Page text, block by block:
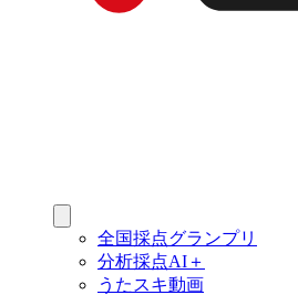
全国採点グランプリ
分析採点AI＋
うたスキ動画